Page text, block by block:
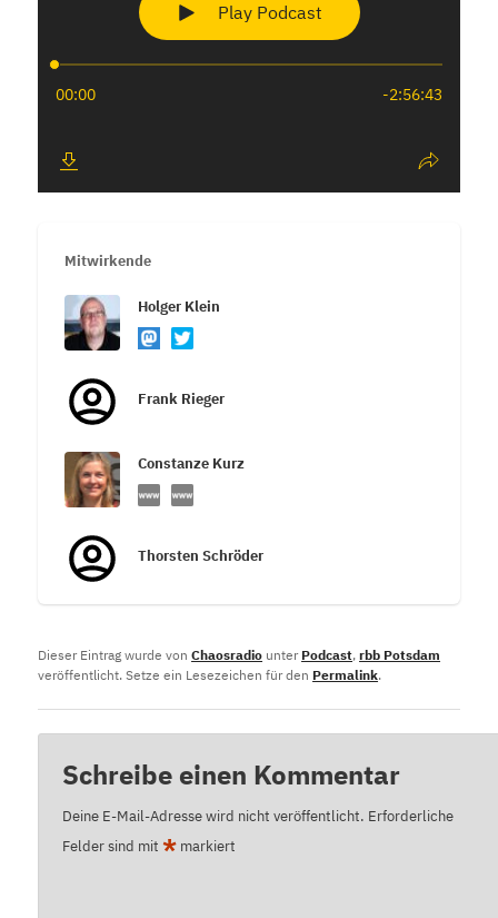
Mitwirkende
Holger Klein
Frank Rieger
Constanze Kurz
Thorsten Schröder
Dieser Eintrag wurde vonChaosradio unter Podcast,rbb Potsdam
veröffentlicht. Setze ein Lesezeichen für den Permalink.
Schreibe einen Kommentar
Deine E-Mail-Adresse wird nicht veröffentlicht. Erforderliche
Felder sind mit* markiert